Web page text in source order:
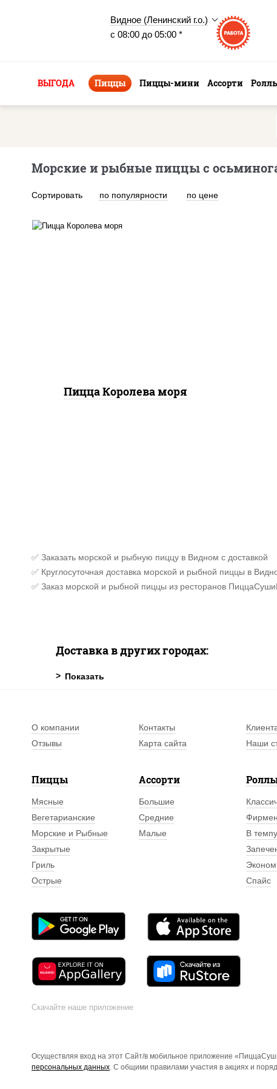
Видное (Ленинский г.о.)
с 08:00 до 05:00 *
ВЫГОДА Пиццы Пиццы-мини Ассорти
Морские и рыбные пиццы с
Сортировать по популярности по цене
Пицца Королева моря
✅ Заказать морской и рыбную пиццу в Видном с доставкой
✅ Круглосуточная доставка морской и рыбной пиццы в
✅ Заказ морской и рыбной пиццы из ресторанов
Доставка в других городах:
О компании Контакты
Отзывы
Карта сайта Наши
Пиццы
Мясные
Вегетарианские
Морские и Рыбные
Закрытые
Гриль
Острые
Ассорти
Большие
Средние
Малые
В
Эконом
Спайс
Скачайте наше приложение
Осуществляя вход на этот Сайт/в мобильное приложение
персональных данных. С общими правилами участия в акциях и